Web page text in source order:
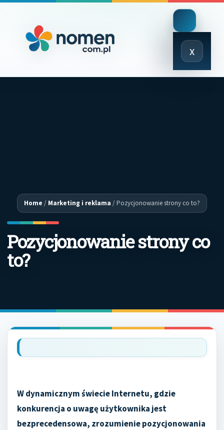
x
Close
Menu
Home / Marketing i reklama /Pozycjonowanie strony co to?
Pozycjonowanie strony co
to?
W dynamicznym świecie Internetu, gdzie
konkurencja o uwagę użytkownika jest
bezprecedensowa, zrozumienie pozycjonowania